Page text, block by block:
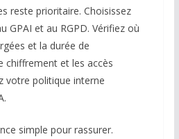
reste prioritaire. Choisissez
GPAI et au RGPD. Vérifiez où
et la durée de
chiffrement et les accès
votre politique interne
simple pour rassurer.